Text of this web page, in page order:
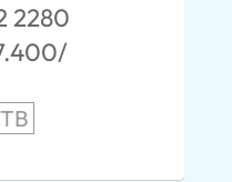
2280